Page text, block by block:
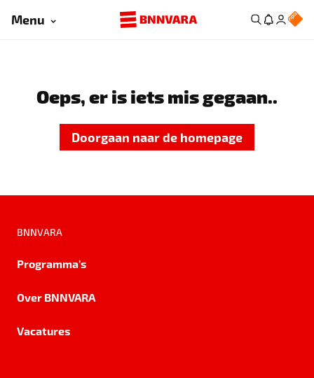
Menu
Oeps, er is iets mis gegaan..
Doorgaan naar de homepage
BNNVARA
Programma's
Over BNNVARA
Vacatures